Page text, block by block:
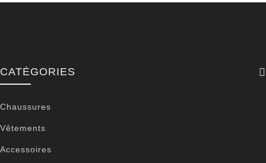
CATÉGORIES
Chaussures
Vêtements
Accessoires